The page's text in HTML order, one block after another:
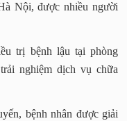
Nội, được nhiều người
trị bệnh lậu tại phòng
nghiệm dịch vụ chữa
bệnh nhân được giải